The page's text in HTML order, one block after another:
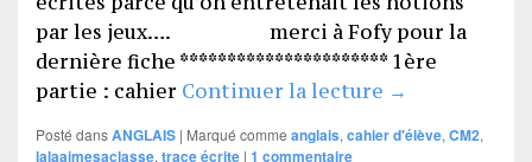
par les jeux…. merci à Fofy pour la
dernière fiche ********************** 1ère
partie : cahier Continuer la lecture Cahier
→
Posté dansANGLAIS | Marqué comme anglais,cahier d'élève,CM2,
lalaaimesaclasse,trace écrite | 1 commentaire